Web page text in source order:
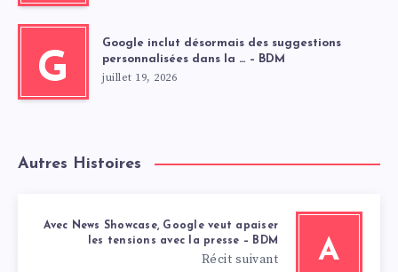
G
Google inclut désormais des suggestions
personnalisées dans la … – BDM
juillet 19, 2026
Autres Histoires
A
Avec News Showcase, Google veut apaiser
les tensions avec la presse – BDM
Récit suivant